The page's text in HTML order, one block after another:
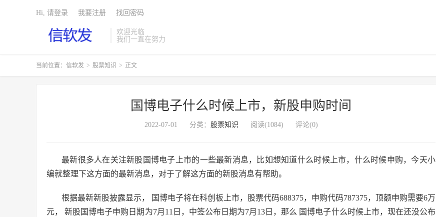
欢迎光临
我们一直在努力
Hi, 请登录 我要注册 找回密码
当前位置： 信软发 > 股票知识 > 正文
国博电子什么时候上市，新股申购时间
2022-07-01 分类： 股票知识 阅读(1084) 评论(0)
最新很多人在关注新股国博电子上市的一些最新消息，比如想知道什么时候上市，什么时候申购，今天小
编就整理下这方面的最新消息，对于了解这方面的新股消息有帮助。
根据最新新股披露显示， 国博电子将在科创板上市，股票代码688375，申购代码787375，顶额申购需要6万
元， 新股国博电子申购日期为7月11日，中签公布日期为7月13日，那么 国博电子什么时候上市，现在还没公布